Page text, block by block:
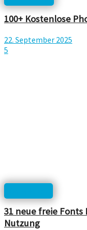
100+ Kostenlose
22. September 2025
5
31 neue freie
Nutzung